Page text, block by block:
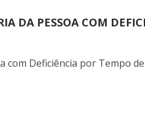
DA PESSOA COM
com Deficiência por Tempo